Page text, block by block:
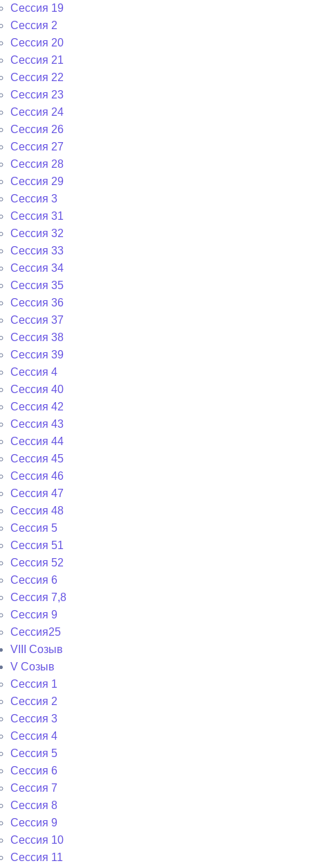
Сессия 19
Сессия 2
Сессия 20
Сессия 21
Сессия 22
Сессия 23
Сессия 24
Сессия 26
Сессия 27
Сессия 28
Сессия 29
Сессия 3
Сессия 31
Сессия 32
Сессия 33
Сессия 34
Сессия 35
Сессия 36
Сессия 37
Сессия 38
Сессия 39
Сессия 4
Сессия 40
Сессия 42
Сессия 43
Сессия 44
Сессия 45
Сессия 46
Сессия 47
Сессия 48
Сессия 5
Сессия 51
Сессия 52
Сессия 6
Сессия 7,8
Сессия 9
Сессия25
VIII Созыв
V Созыв
Сессия 1
Сессия 2
Сессия 3
Сессия 4
Сессия 5
Сессия 6
Сессия 7
Сессия 8
Сессия 9
Сессия 10
Сессия 11